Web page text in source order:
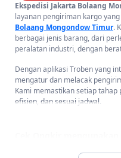
Ekspedisi Jakarta Bolaang
layanan pengiriman kargo
Bolaang Mongondow Timur.
berbagai jenis barang, dari
peralatan industri, dengan
Dengan aplikasi Troben yang
mengatur dan melacak
Kami memastikan setiap
efisien, dan sesuai jadwal.